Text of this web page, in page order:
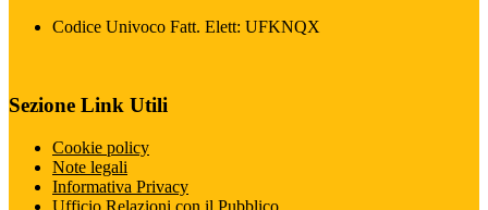
Codice Univoco Fatt. Elett: UFKNQX
Sezione Link Utili
Cookie policy
Note legali
Informativa Privacy
Ufficio Relazioni con il Pubblico